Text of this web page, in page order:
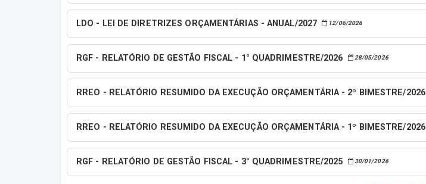
LDO - LEI DE DIRETRIZES ORÇAMENTÁRIAS - ANUAL/2027 12/06/2026
RGF - RELATÓRIO DE GESTÃO FISCAL - 1° QUADRIMESTRE/2026 28/05/2026
RREO - RELATÓRIO RESUMIDO DA EXECUÇÃO ORÇAMENTÁRIA - 2º BIMESTRE/2026
RREO - RELATÓRIO RESUMIDO DA EXECUÇÃO ORÇAMENTÁRIA - 1º BIMESTRE/2026
RGF - RELATÓRIO DE GESTÃO FISCAL - 3° QUADRIMESTRE/2025 30/01/2026